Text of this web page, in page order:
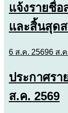
แจ้งรายชื่อ
และสิ้นสุด
6 ส.ค. 25696 ส.
ประกาศร
ส.ค. 2569